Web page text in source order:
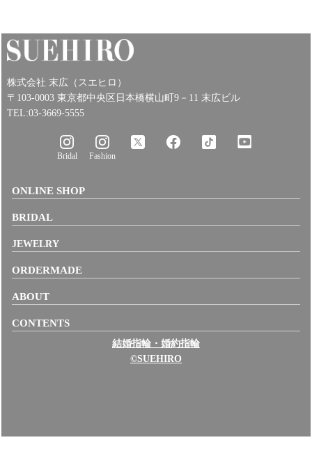
株式会社 末広（スエヒロ）
〒103-0003 東京都中央区日本橋横山町9－11 末広ビル
TEL:03-3669-5555
Bridal Fashion
ONLINE SHOP
BRIDAL
JEWELRY
ORDERMADE
ABOUT
CONTENTS
結婚指輪・婚約指輪
©SUEHIRO